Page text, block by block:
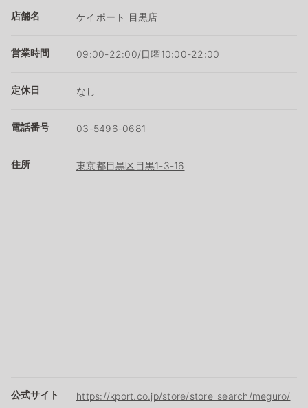
店舗名 ケイポート 目黒店
営業時間 09:00-22:00/日曜10:00-22:00
定休日 なし
電話番号 03-5496-0681
住所 東京都目黒区目黒1-3-16
公式サイト https://kport.co.jp/store/store_search/meguro/